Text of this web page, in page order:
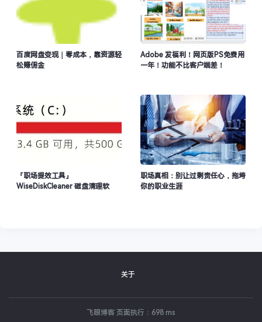
百度网盘变现｜零成本，靠资源轻
松赚佣金
Adobe 发福利！网页版PS免费用
一年！功能不比客户端差！
『职场提效工具』
WiseDiskCleaner 磁盘清理软
职场真相：别让过剩责任心，拖垮
你的职业生涯
关于
飞眼博客 页面执行：698 ms